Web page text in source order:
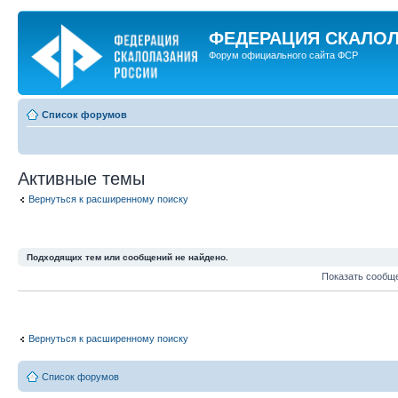
ФЕДЕРАЦИЯ
Форум официального сайта ФСР
Список форумов
Активные темы
Вернуться к расширенному поиску
Подходящих тем или сообщений не найдено.
Показать
Вернуться к расширенному поиску
Список форумов